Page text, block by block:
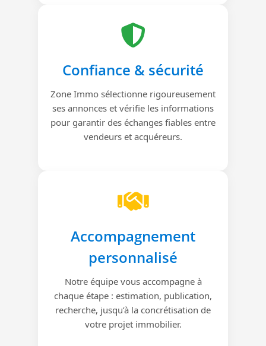
Confiance & sécurité
Zone Immo sélectionne rigoureusement
ses annonces et vérifie les informations
pour garantir des échanges fiables entre
vendeurs et acquéreurs.
Accompagnement
personnalisé
Notre équipe vous accompagne à
chaque étape : estimation, publication,
recherche, jusqu’à la concrétisation de
votre projet immobilier.